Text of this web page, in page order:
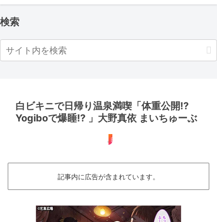
検索
白ビキニで日帰り温泉満喫「体重公開⁉︎
Yogiboで爆睡⁉︎ 」大野真依 まいちゅーぶ
日帰り
記事内に広告が含まれています。